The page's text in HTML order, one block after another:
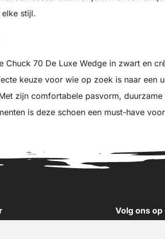
elke stijl.
Chuck 70 De Luxe Wedge in zwart en
keuze voor wie op zoek is naar een
zijn comfortabele pasvorm, duurzame
is deze schoen een must-have
Volg ons op